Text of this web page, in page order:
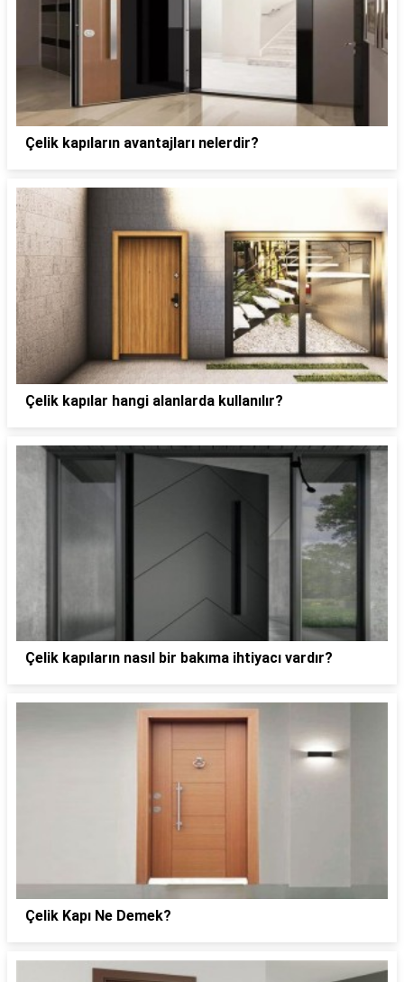
Çelik kapıların avantajları nelerdir?
Çelik kapılar hangi alanlarda kullanılır?
Çelik kapıların nasıl bir bakıma ihtiyacı vardır?
Çelik Kapı Ne Demek?